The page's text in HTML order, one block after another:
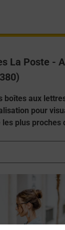
La Poste -
boîtes aux
pour
plus proches
Postal